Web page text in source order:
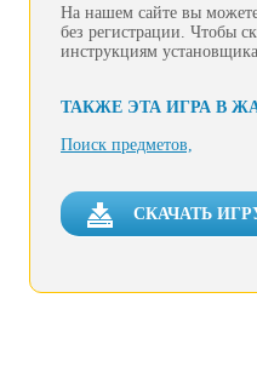
На нашем сайте вы
без регистрации. Чтобы
инструкциям
ТАКЖЕ ЭТА ИГРА В
Поиск предметов,
СКАЧАТЬ